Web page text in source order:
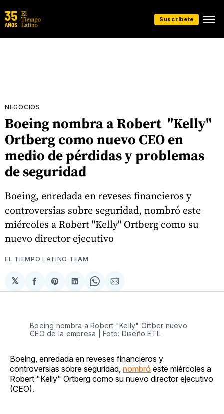
Suscríbete
NEGOCIOS
Boeing nombra a Robert "Kelly"
Ortberg como nuevo CEO en
medio de pérdidas y problemas
de seguridad
Boeing, enredada en reveses financieros y
controversias sobre seguridad, nombró este
miércoles a Robert "Kelly" Ortberg como su
nuevo director ejecutivo
EL TIEMPO LATINO TEAM
𝕏
Compartir
en
Share
on
Compartir
en
Share
on
Compartir
via
Boeing nombra a Robert "Kelly" Ortber nuevo
CEO de la empresa | Foto: Diseño ETL
Boeing, enredada en reveses financieros y
controversias sobre seguridad, nombró este miércoles a
Robert "Kelly" Ortberg como su nuevo director ejecutivo
(CEO).